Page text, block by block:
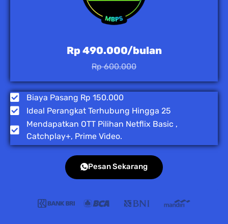
Rp 490.000/bulan
Rp 600.000
Biaya Pasang Rp 150.000
Ideal Perangkat Terhubung Hingga 25
Mendapatkan OTT Pilihan Netflix Basic ,
Catchplay+, Prime Video.
Pesan Sekarang